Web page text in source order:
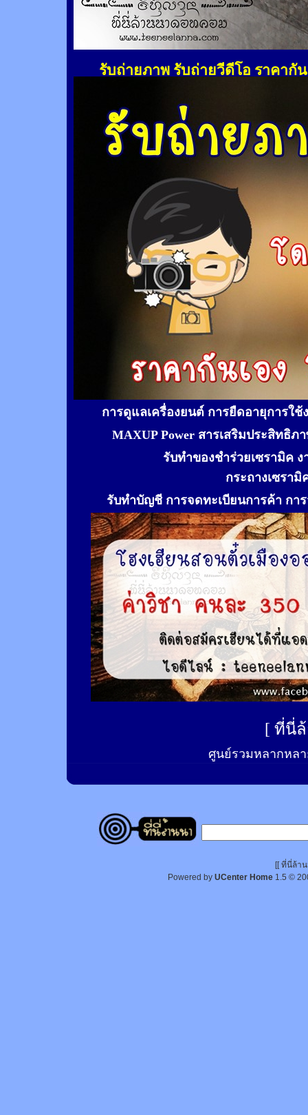
รับถ่ายภาพ รับถ่ายวีดีโอ ราคากั
การดูแลเครื่องยนต์ การยืดอายุการใ
MAXUP Power สารเสริมประสิทธิ
รับทำของชำร่วยเซรามิค
กระถางเซรา
รับทำบัญชี การจดทะเบียนการค้า กา
[ ที่นี่
ศูนย์รวมหลากหลา
[[ ที่นี่ล้า
Powered by UCenter Home 1.5 ©